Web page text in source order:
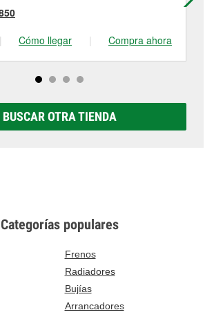
| Cómo llegar | Compra ahora
BUSCAR OTRA TIENDA
Categorías populares
Frenos
Radiadores
Bujías
Arrancadores